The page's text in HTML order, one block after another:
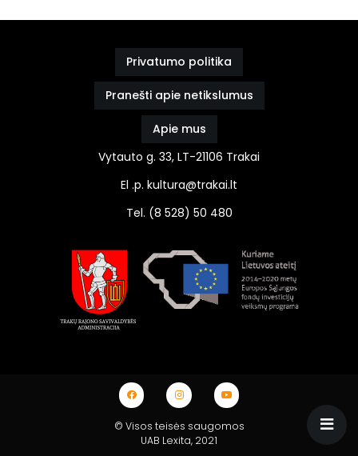
Privatumo politika
Pranešti apie netikslumus
Apie mus
Vytauto g. 33, LT-21106 Trakai
El .p. kultura@trakai.lt
Tel. (8 528) 50 480
© Visos teisės saugomos
UAB Lexita, 2021